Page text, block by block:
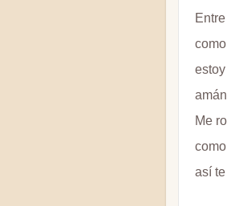
Me
así